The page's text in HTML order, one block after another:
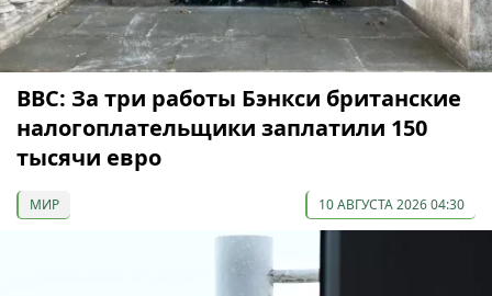
ВВС: За три работы Бэнкси британские
налогоплательщики заплатили 150
тысячи евро
МИР 10 АВГУСТА 2026 04:30